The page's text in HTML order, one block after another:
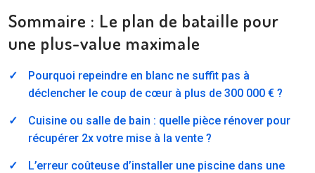
Sommaire : Le plan de bataille pour
une plus-value maximale
Pourquoi repeindre en blanc ne suffit pas à
déclencher le coup de cœur à plus de 300 000 € ?
Cuisine ou salle de bain : quelle pièce rénover pour
récupérer 2x votre mise à la vente ?
L’erreur coûteuse d’installer une piscine dans une